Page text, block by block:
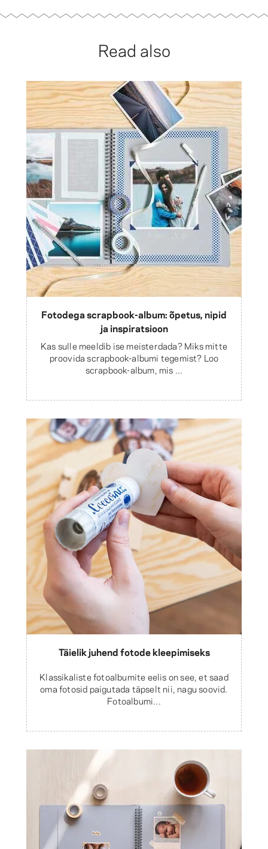
Read also
Fotodega scrapbook-album: õpetus, nipid
ja inspiratsioon
Kas sulle meeldib ise meisterdada? Miks mitte
proovida scrapbook-albumi tegemist? Loo
scrapbook-album, mis ...
Täielik juhend fotode kleepimiseks
Klassikaliste fotoalbumite eelis on see, et saad
oma fotosid paigutada täpselt nii, nagu soovid.
Fotoalbumi...